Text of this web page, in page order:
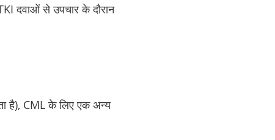
दवाओं से उपचार के दौरान
है), CML के लिए एक अन्य